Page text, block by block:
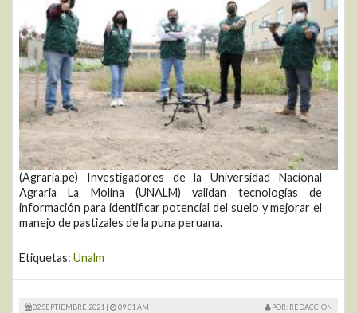
(Agraria.pe) Investigadores de la Universidad Nacional
Agraria La Molina (UNALM) validan tecnologías de
información para identificar potencial del suelo y mejorar el
manejo de pastizales de la puna peruana.
Etiquetas: Unalm
02 SEPTIEMBRE 2021 | 09:31 AM POR: REDACCIÓN